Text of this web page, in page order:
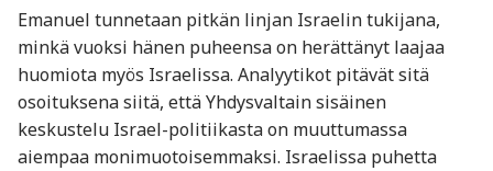
Emanuel tunnetaan pitkän linjan Israelin tukijana,
minkä vuoksi hänen puheensa on herättänyt laajaa
huomiota myös Israelissa. Analyytikot pitävät sitä
osoituksena siitä, että Yhdysvaltain sisäinen
keskustelu Israel-politiikasta on muuttumassa
aiempaa monimuotoisemmaksi. Israelissa puhetta